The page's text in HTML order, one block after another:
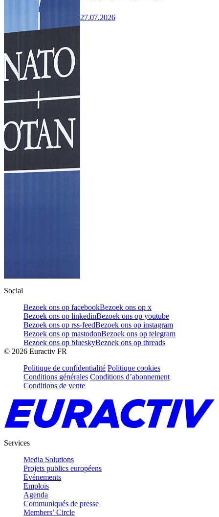
27.07.2026
Social
Bezoek ons op facebookBezoek ons op x
Bezoek ons op linkedinBezoek ons op youtube
Bezoek ons op rss-feedBezoek ons op instagram
Bezoek ons op mastodonBezoek ons op telegram
Bezoek ons op blueskyBezoek ons op threads
© 2026 Euractiv FR
Politique de confidentialité Politique cookies
Conditions générales Conditions d’abonnement
Conditions de vente
Services
Media Solutions
Projets publics européens
Evénements
Emplois
Agenda
Communiqués de presse
Members’ Circle